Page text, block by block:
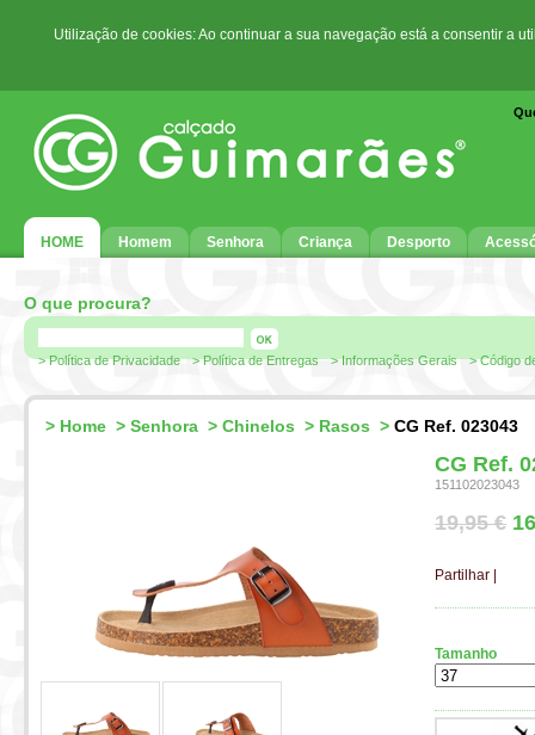
Utilização de cookies: Ao continuar a sua navegação está a consentir a
HOME Homem Senhora Criança Desporto
O que procura?
> Política de Privacidade > Política de Entregas > Informações Gerais > Código
> Home > Senhora > Chinelos > Rasos > CG Ref. 023043
CG Ref.
151102023043
19,95 €
Partilhar
Tamanho